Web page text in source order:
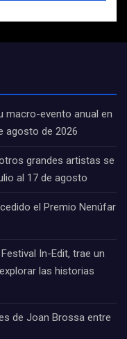
macro-evento anual en
agosto de 2026
grandes artistas se
al 17 de agosto
el Premio Nenúfar
In-Edit, trae un
las historias
de Joan Brossa entre